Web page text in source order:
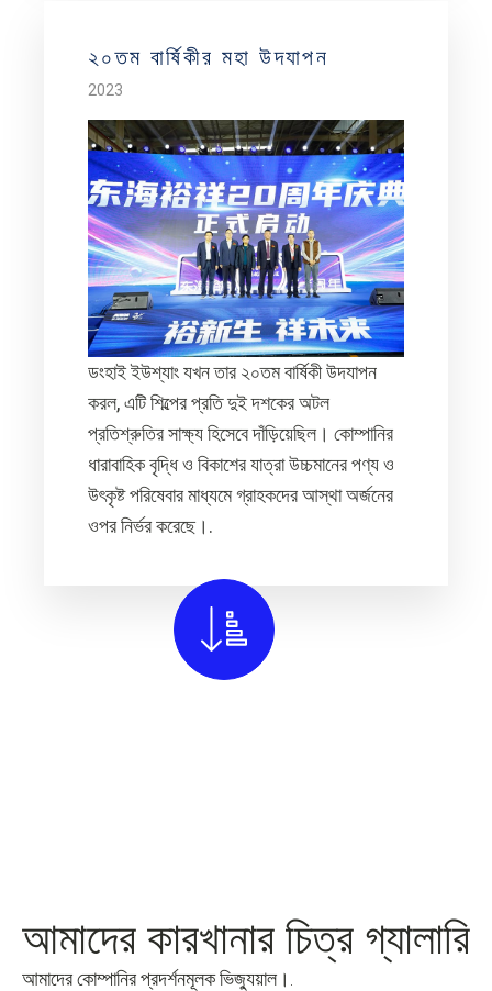
২০তম বার্ষিকীর মহা উদযাপন
2023
ডংহাই ইউশ্যাং যখন তার ২০তম বার্ষিকী উদযাপন
করল, এটি শিল্পের প্রতি দুই দশকের অটল
প্রতিশ্রুতির সাক্ষ্য হিসেবে দাঁড়িয়েছিল। কোম্পানির
ধারাবাহিক বৃদ্ধি ও বিকাশের যাত্রা উচ্চমানের পণ্য ও
উৎকৃষ্ট পরিষেবার মাধ্যমে গ্রাহকদের আস্থা অর্জনের
ওপর নির্ভর করেছে।.
আমাদের কারখানার চিত্র গ্যালারি
আমাদের কোম্পানির প্রদর্শনমূলক ভিজ্যুয়াল।.